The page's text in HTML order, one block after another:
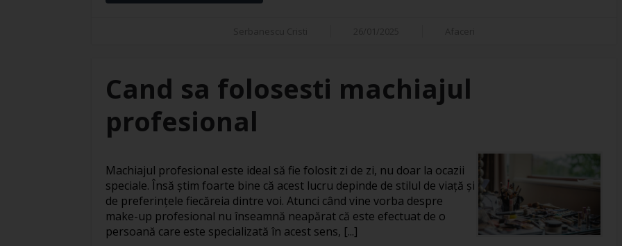
Cand sa folosesti machiajul
profesional
Machiajul profesional este ideal să fie folosit zi de zi, nu doar la ocazii
speciale. Însă știm foarte bine că acest lucru depinde de stilul de viață și
de preferințele fiecăreia dintre voi. Atunci când vine vorba despre
make-up profesional nu înseamnă neapărat că este efectuat de o
persoană care este specializată în acest sens, [...]